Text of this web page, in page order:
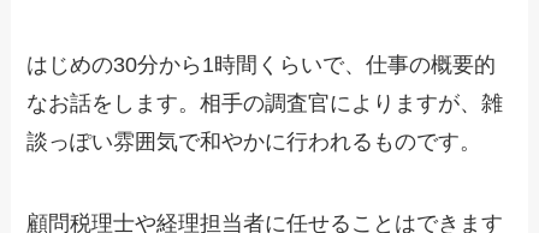
はじめの30分から1時間くらいで、仕事の概要的
なお話をします。相手の調査官によりますが、雑
談っぽい雰囲気で和やかに行われるものです。
顧問税理士や経理担当者に任せることはできます